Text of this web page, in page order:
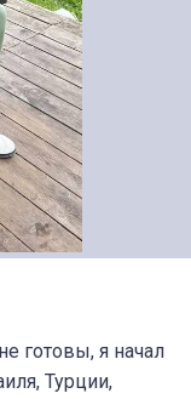
готовы, я начал
Турции,